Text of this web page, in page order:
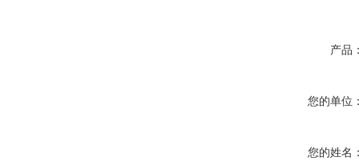
产品
您的单位
您的姓名